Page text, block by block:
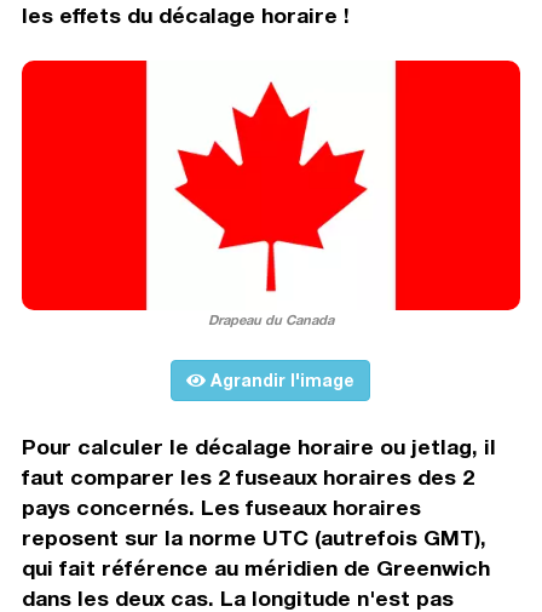
les effets du décalage horaire !
Drapeau du Canada
Agrandir l'image
Pour calculer le décalage horaire ou jetlag, il
faut comparer les 2 fuseaux horaires des 2
pays concernés. Les fuseaux horaires
reposent sur la norme UTC (autrefois GMT),
qui fait référence au méridien de Greenwich
dans les deux cas. La longitude n'est pas